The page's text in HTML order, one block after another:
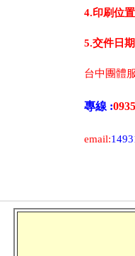
4.印刷位
5.交件日期
台中團體
專線 :
email: